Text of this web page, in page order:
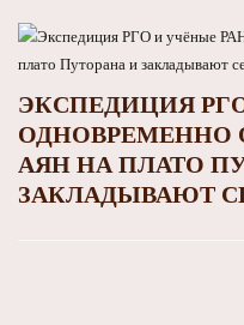
ЭКСПЕДИЦИЯ
ОДНОВРЕМЕННО
АЯН НА ПЛАТО
ЗАКЛАДЫВАЮТ